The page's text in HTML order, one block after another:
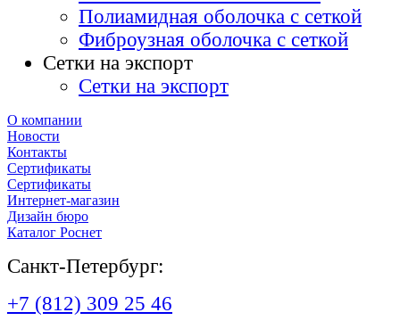
Полиамидная оболочка с сеткой
Фиброузная оболочка с сеткой
Сетки на экспорт
Сетки на экспорт
О компании
Новости
Контакты
Сертификаты
Сертификаты
Интернет-магазин
Дизайн бюро
Каталог Роснет
Санкт-Петербург:
+7 (812) 309 25 46